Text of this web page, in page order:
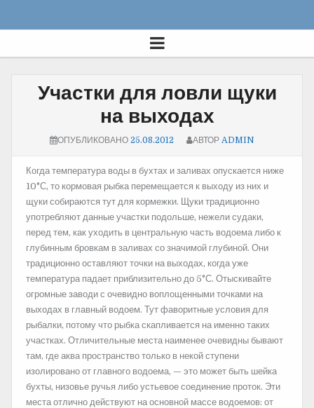
Участки для ловли щуки
на выходах
ОПУБЛИКОВАНО 25.08.2012 АВТОР ADMIN
Когда температура воды в бухтах и заливах опускается ниже
10°С, то кормовая рыбка перемещается к выходу из них и
щуки собираются тут для кормежки. Щуки традиционно
употребляют данные участки подольше, нежели судаки,
перед тем, как уходить в центральную часть водоема либо к
глубинным бровкам в заливах со значимой глубиной. Они
традиционно оставляют точки на выходах, когда уже
температура падает приблизительно до 5°С. Отыскивайте
огромные заводи с очевидно воплощенными точками на
выходах в главный водоем. Тут фаворитные условия для
рыбалки, потому что рыбка скапливается на именно таких
участках. Отличительные места наименее очевидны бывают
там, где аква пространство только в некой ступени
изолировано от главного водоема, — это может быть шейка
бухты, низовье ручья либо устьевое соединение проток. Эти
места отлично действуют на основной массе водоемов: от